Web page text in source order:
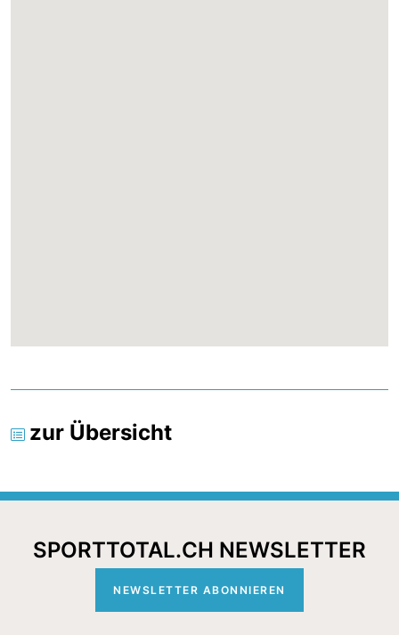
zur Übersicht
SPORTTOTAL.CH NEWSLETTER
NEWSLETTER ABONNIEREN